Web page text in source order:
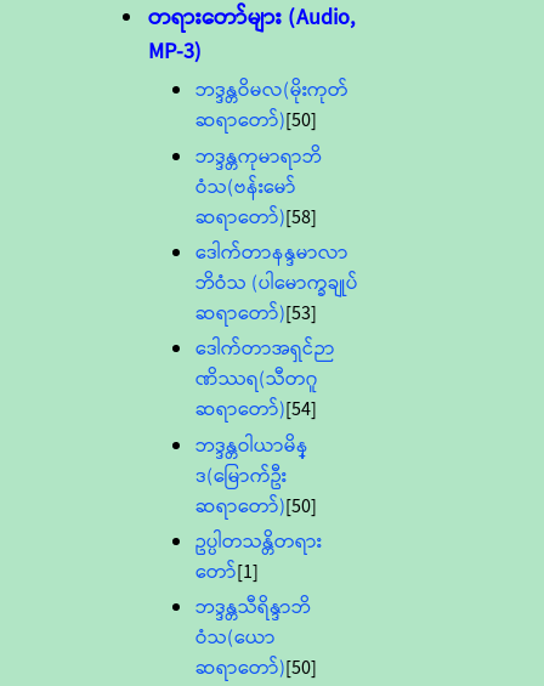
တရားတော်များ (Audio,
MP-3)
ဘဒ္ဒန္တဝိမလ(မိုးကုတ်
ဆရာတော်)[50]
ဘဒ္ဒန္တကုမာရာဘိ
ဝံသ(ဗန်းမော်
ဆရာတော်)[58]
ဒေါက်တာနန္ဒမာလာ
ဘိဝံသ (ပါမောက္ခချုပ်
ဆရာတော်)[53]
ဒေါက်တာအရှင်ဉာ
ဏိဿရ(သီတဂူ
ဆရာတော်)[54]
ဘဒ္ဒန္တဝါယာမိန္
ဒ(မြောက်ဦး
ဆရာတော်)[50]
ဥပ္ပါတသန္တိတရား
တော်[1]
ဘဒ္ဒန္တသီရိန္ဒာဘိ
ဝံသ(ယော
ဆရာတော်)[50]